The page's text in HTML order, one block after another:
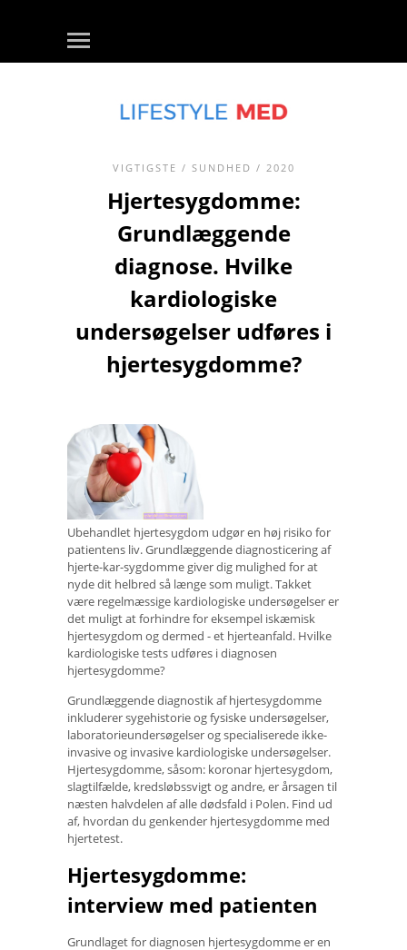
VIGTIGSTE / SUNDHED / 2020
Hjertesygdomme:
Grundlæggende
diagnose. Hvilke
kardiologiske
undersøgelser udføres i
hjertesygdomme?
Ubehandlet hjertesygdom udgør en høj risiko for
patientens liv. Grundlæggende diagnosticering af
hjerte-kar-sygdomme giver dig mulighed for at
nyde dit helbred så længe som muligt. Takket
være regelmæssige kardiologiske undersøgelser er
det muligt at forhindre for eksempel iskæmisk
hjertesygdom og dermed - et hjerteanfald. Hvilke
kardiologiske tests udføres i diagnosen
hjertesygdomme?
Grundlæggende diagnostik af hjertesygdomme
inkluderer sygehistorie og fysiske undersøgelser,
laboratorieundersøgelser og specialiserede ikke-
invasive og invasive kardiologiske undersøgelser.
Hjertesygdomme, såsom: koronar hjertesygdom,
slagtilfælde, kredsløbssvigt og andre, er årsagen til
næsten halvdelen af ​​alle dødsfald i Polen. Find ud
af, hvordan du genkender hjertesygdomme med
hjertetest.
Hjertesygdomme:
interview med patienten
Grundlaget for diagnosen hjertesygdomme er en